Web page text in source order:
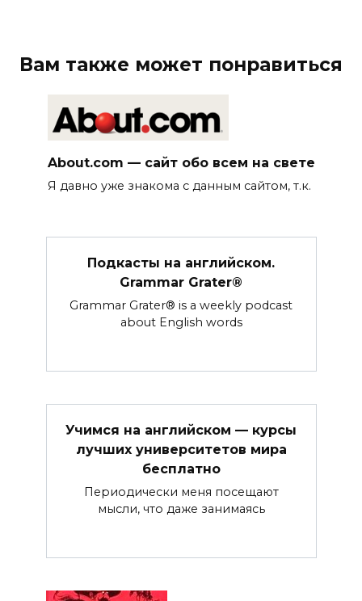
Вам также может понравиться
About.com — сайт обо всем на свете
Я давно уже знакома с данным сайтом, т.к.
Подкасты на английском.
Grammar Grater®
Grammar Grater® is a weekly podcast
about English words
Учимся на английском — курсы
лучших университетов мира
бесплатно
Периодически меня посещают
мысли, что даже занимаясь